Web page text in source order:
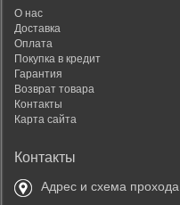
О нас
Доставка
Оплата
Покупка в кредит
Гарантия
Возврат товара
Контакты
Карта сайта
Контакты
Адрес и схема прохода